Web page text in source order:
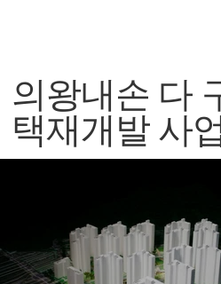
의왕내손 다
택재개발 사